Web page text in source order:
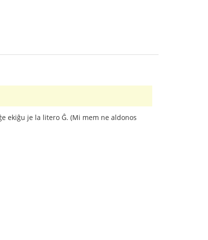
ekiĝu je la litero Ĝ. (Mi mem ne aldonos